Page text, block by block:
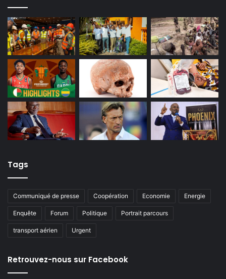
Tags
Communiqué de presse Coopération Economie Energie
Enquête Forum Politique Portrait parcours
transport aérien Urgent
Retrouvez-nous sur Facebook